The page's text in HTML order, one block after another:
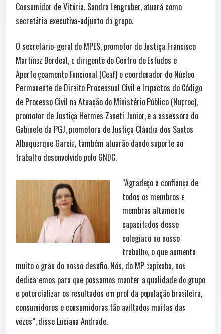
Consumidor de Vitória, Sandra Lengruber, atuará como
secretária executiva-adjunto do grupo.
O secretário-geral do MPES, promotor de Justiça Francisco
Martínez Berdeal, o dirigente do Centro de Estudos e
Aperfeiçoamento Funcional (Ceaf) e coordenador do Núcleo
Permanente de Direito Processual Civil e Impactos do Código
de Processo Civil na Atuação do Ministério Público (Nuproc),
promotor de Justiça Hermes Zaneti Junior, e a assessora do
Gabinete da PGJ, promotora de Justiça Cláudia dos Santos
Albuquerque Garcia, também atuarão dando suporte ao
trabalho desenvolvido pelo GNDC.
“Agradeço a confiança de
todos os membros e
membras altamente
capacitados desse
colegiado no nosso
trabalho, o que aumenta
muito o grau do nosso desafio. Nós, do MP capixaba, nos
dedicaremos para que possamos manter a qualidade do grupo
e potencializar os resultados em prol da população brasileira,
consumidores e consumidoras tão aviltados muitas das
vezes”, disse Luciana Andrade.